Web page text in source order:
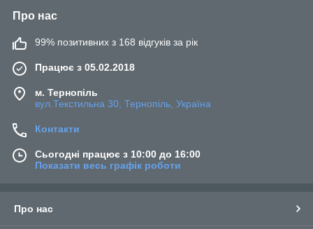
Про нас
99% позитивних з 168 відгуків за рік
Працює з 05.02.2018
м. Тернопіль
вул.Текстильна 30, Тернопіль, Україна
Контакти
Сьогодні працює з 10:00 до 16:00
Показати весь графік роботи
Про нас